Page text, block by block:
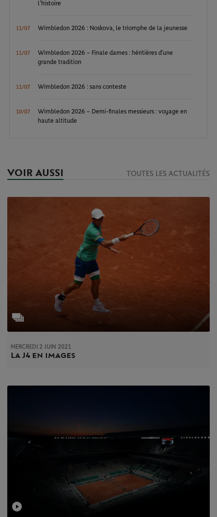
l’histoire
11/07 Wimbledon 2026 : Noskova, le triomphe de la jeunesse
11/07
Wimbledon 2026 – Finale dames : héritières d’une
grande tradition
11/07 Wimbledon 2026 : sans conteste
10/07
Wimbledon 2026 – Demi-finales messieurs : voyage en
haute altitude
VOIR AUSSI TOUTES LES ACTUALITÉS
MERCREDI 2 JUIN 2021
La J4 en images